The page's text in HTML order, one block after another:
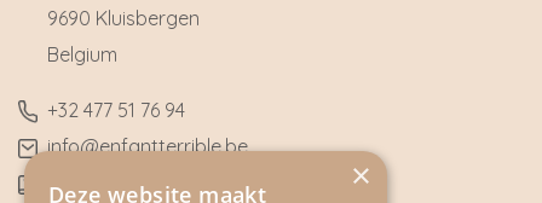
9690 Kluisbergen
​Belgium
​+32 477 51 76 94
​info@enfantterrible.be
BE0636790746
×
Deze website maakt